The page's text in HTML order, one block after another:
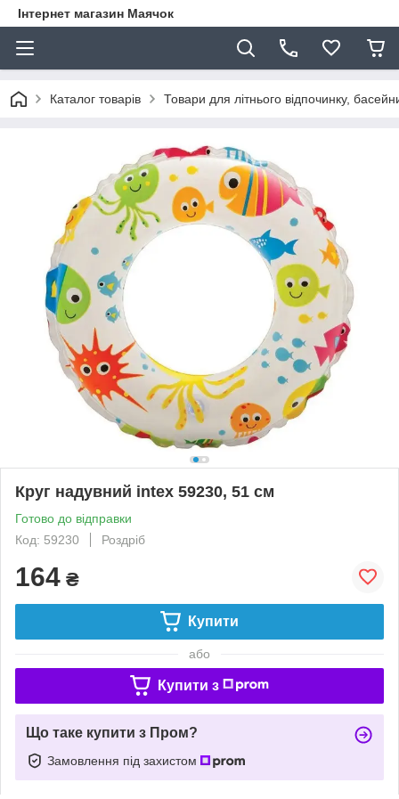
Інтернет магазин Маячок
Каталог товарів Товари для літнього відпочинку,
Круг надувний intex 59230, 51 см
Готово до відправки
Код: 59230
Роздріб
164 ₴
Купити
або
Купити з
Що таке купити з Пром?
Замовлення під захистом